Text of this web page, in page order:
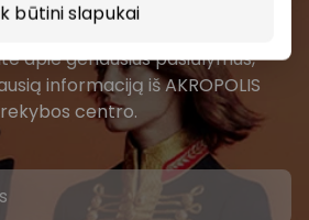
būtini slapukai
apie geriausius pasiūlymus,
informaciją iš AKROPOLIS
centro.